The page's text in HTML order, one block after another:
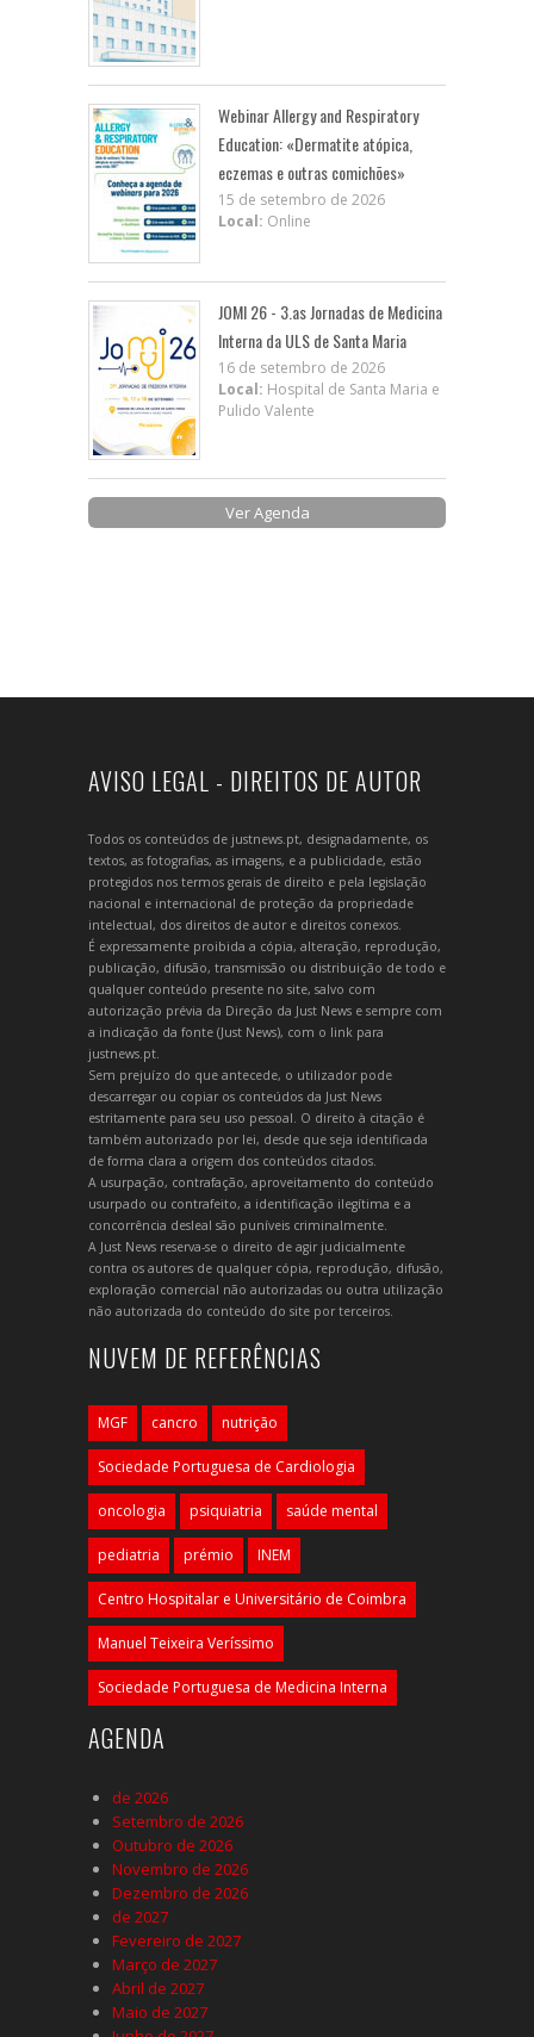
Webinar Allergy and Respiratory
Education: «Dermatite atópica,
eczemas e outras comichões»
15 de setembro de 2026
Local: Online
JOMI 26 - 3.as Jornadas de Medicina
Interna da ULS de Santa Maria
16 de setembro de 2026
Local: Hospital de Santa Maria e
Pulido Valente
Ver Agenda
AVISO LEGAL - DIREITOS DE AUTOR
Todos os conteúdos de justnews.pt, designadamente, os
textos, as fotografias, as imagens, e a publicidade, estão
protegidos nos termos gerais de direito e pela legislação
nacional e internacional de proteção da propriedade
intelectual, dos direitos de autor e direitos conexos.
É expressamente proibida a cópia, alteração, reprodução,
publicação, difusão, transmissão ou distribuição de todo e
qualquer conteúdo presente no site, salvo com
autorização prévia da Direção da Just News e sempre com
a indicação da fonte (Just News), com o link para
justnews.pt.
Sem prejuízo do que antecede, o utilizador pode
descarregar ou copiar os conteúdos da Just News
estritamente para seu uso pessoal. O direito à citação é
também autorizado por lei, desde que seja identificada
de forma clara a origem dos conteúdos citados.
A usurpação, contrafação, aproveitamento do conteúdo
usurpado ou contrafeito, a identificação ilegítima e a
concorrência desleal são puníveis criminalmente.
A Just News reserva-se o direito de agir judicialmente
contra os autores de qualquer cópia, reprodução, difusão,
exploração comercial não autorizadas ou outra utilização
não autorizada do conteúdo do site por terceiros.
NUVEM DE REFERÊNCIAS
MGF cancro nutrição
Sociedade Portuguesa de Cardiologia
oncologia psiquiatria saúde mental
pediatria prémio INEM
Centro Hospitalar e Universitário de Coimbra
Manuel Teixeira Veríssimo
Sociedade Portuguesa de Medicina Interna
AGENDA
de 2026
Setembro de 2026
Outubro de 2026
Novembro de 2026
Dezembro de 2026
de 2027
Fevereiro de 2027
Março de 2027
Abril de 2027
Maio de 2027